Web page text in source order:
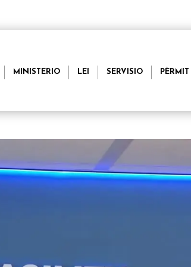
MINISTERIO LEI SERVISIO PÈRMIT